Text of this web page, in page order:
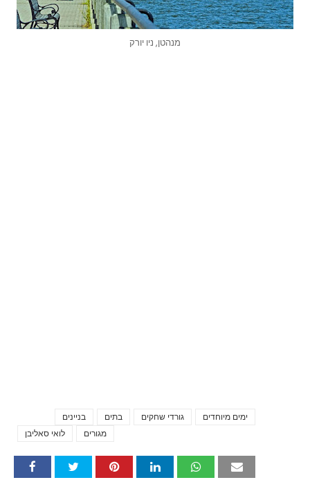
מנהטן, ניו יורק
בניינים בתים גורדי שחקים
ימים מיוחדים
לואי סאליבן
מגורים